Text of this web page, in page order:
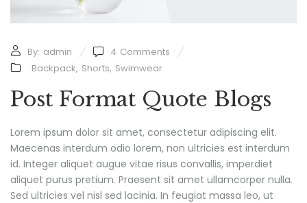
By: admin 4 Comments
Backpack, Shorts, Swimwear
Post Format Quote Blogs
Lorem ipsum dolor sit amet, consectetur adipiscing elit.
Maecenas interdum odio lorem, non ultricies est interdum
id. Integer aliquet augue vitae risus convallis, imperdiet
aliquet purus pretium. Praesent sit amet ullamcorper nulla.
Sed ultricies vel nisl sed lacinia. In feugiat massa leo, ut